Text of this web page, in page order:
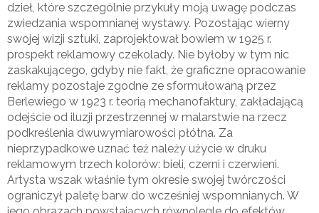
dzieł, które szczególnie przykuły moją uwagę podczas
zwiedzania wspomnianej wystawy. Pozostając wierny
swojej wizji sztuki, zaprojektował bowiem w 1925 r.
prospekt reklamowy czekolady. Nie byłoby w tym nic
zaskakującego, gdyby nie fakt, że graficzne opracowanie
reklamy pozostaje zgodne ze sformułowaną przez
Berlewiego w 1923 r. teorią mechanofaktury, zakładającą
odejście od iluzji przestrzennej w malarstwie na rzecz
podkreślenia dwuwymiarowości płótna. Za
nieprzypadkowe uznać też należy użycie w druku
reklamowym trzech kolorów: bieli, czerni i czerwieni.
Artysta wszak właśnie tym okresie swojej twórczości
ograniczył paletę barw do wcześniej wspomnianych. W